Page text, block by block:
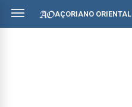
AÇORIANO ORIENTAL